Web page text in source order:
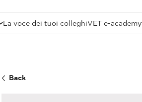
La voce dei tuoi colleghiVET e-academy
Back